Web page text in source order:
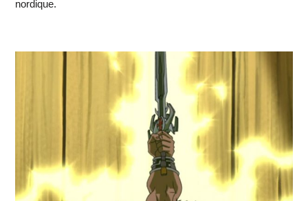
nordique.